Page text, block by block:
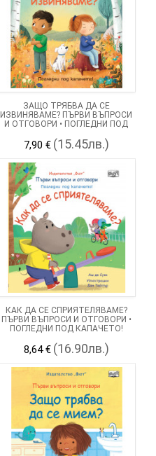
ЗАЩО ТРЯБВА ДА СЕ
ИЗВИНЯВАМЕ? ПЪРВИ ВЪПРОСИ
И ОТГОВОРИ • ПОГЛЕДНИ ПОД
7,90 € (15.45лв.)
КАК ДА СЕ СПРИЯТЕЛЯВАМЕ?
ПЪРВИ ВЪПРОСИ И ОТГОВОРИ •
ПОГЛЕДНИ ПОД КАПАЧЕТО!
8,64 € (16.90лв.)